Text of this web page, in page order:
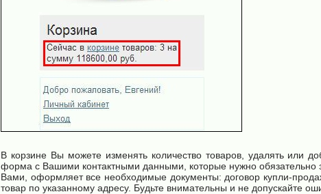
В корзине Вы можете изменять количество товаров, удалять или
форма с Вашими контактными данными, которые нужно
Вами, оформляет все необходимые документы: договор купли-
товар по указанному адресу. Будьте внимательны и не допускайте